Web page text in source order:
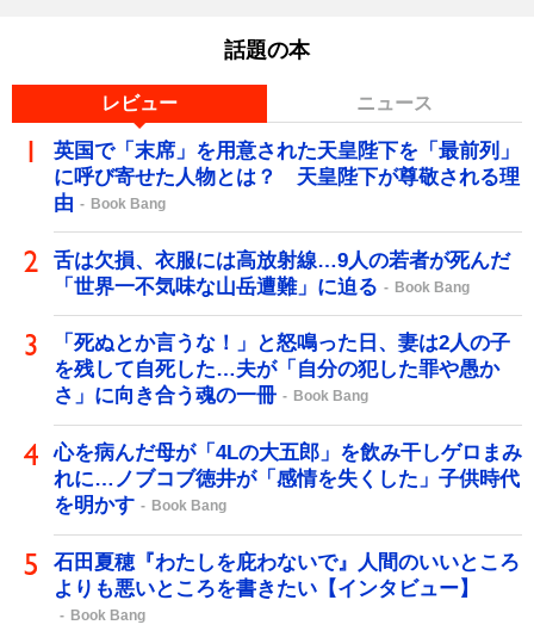
話題の本
レビュー ニュース
英国で「末席」を用意された天皇陛下を「最前列」
に呼び寄せた人物とは？ 天皇陛下が尊敬される理
由
Book Bang
舌は欠損、衣服には高放射線…9人の若者が死んだ
「世界一不気味な山岳遭難」に迫る
Book Bang
「死ぬとか言うな！」と怒鳴った日、妻は2人の子
を残して自死した…夫が「自分の犯した罪や愚か
さ」に向き合う魂の一冊
Book Bang
心を病んだ母が「4Lの大五郎」を飲み干しゲロまみ
れに…ノブコブ徳井が「感情を失くした」子供時代
を明かす
Book Bang
石田夏穂『わたしを庇わないで』人間のいいところ
よりも悪いところを書きたい【インタビュー】
Book Bang